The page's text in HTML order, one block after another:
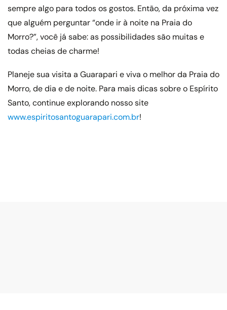
sempre algo para todos os gostos. Então, da próxima vez
que alguém perguntar “onde ir à noite na Praia do
Morro?”, você já sabe: as possibilidades são muitas e
todas cheias de charme!
Planeje sua visita a Guarapari e viva o melhor da Praia do
Morro, de dia e de noite. Para mais dicas sobre o Espírito
Santo, continue explorando nosso site
www.espiritosantoguarapari.com.br!